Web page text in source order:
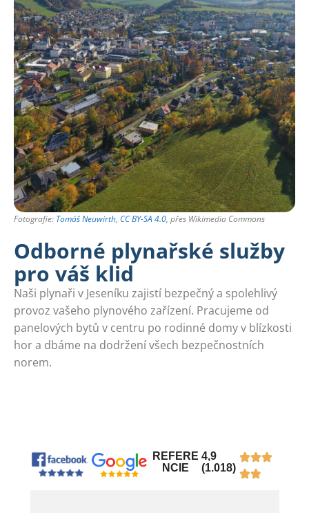
Fotografie: Tomáš Neuwirth, CC BY-SA 4.0, přes Wikimedia Commons
Odborné plynařské služby
pro váš klid
Naši plynaři v Jeseníku zajistí bezpečný a spolehlivý
provoz vašeho plynového zařízení. Pracujeme od
panelových bytů v centru po rodinné domy v blízkosti
hor a dbáme na dodržení všech bezpečnostních
norem.
REFERE
NCIE
4,9
(1.018)